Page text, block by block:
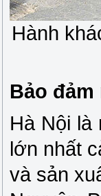
Hành
Bảo
Hà Nội là
lớn nhất
và sản